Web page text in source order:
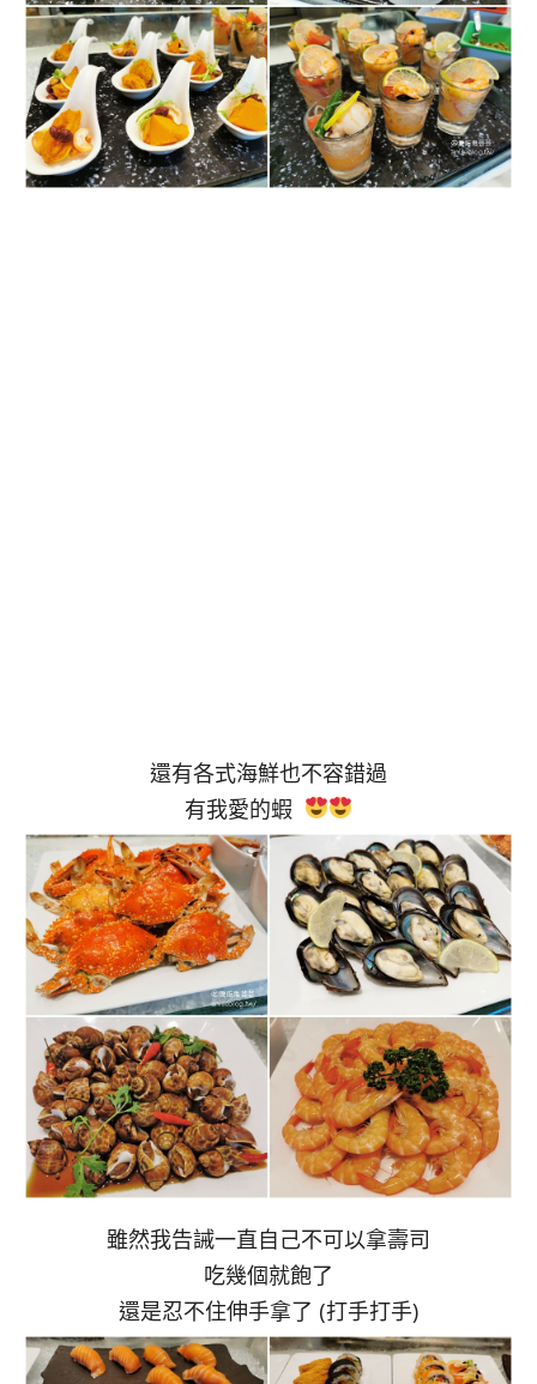
還有各式海鮮也不容錯過
有我愛的蝦
雖然我告誡一直自己不可以拿壽司
吃幾個就飽了
還是忍不住伸手拿了 (打手打手)